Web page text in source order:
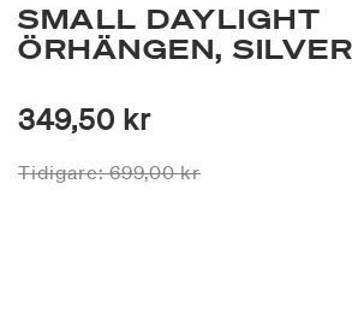
SMALL DAYLIGHT
ÖRHÄNGEN, SILVER
349,50 kr
Priset är nedsatt från
Tidigare:699,00 krtill